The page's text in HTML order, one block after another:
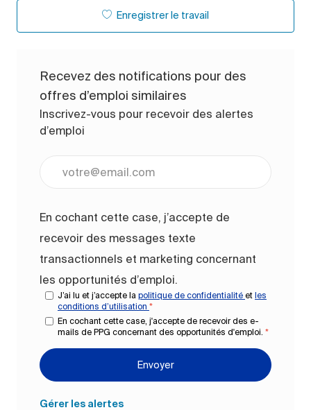
Enregistrer le travail
Recevez des notifications pour des
offres d’emploi similaires
Inscrivez-vous pour recevoir des alertes
d’emploi
En cochant cette case, j’accepte de
recevoir des messages texte
transactionnels et marketing concernant
les opportunités d’emploi.
J’ai lu et j’accepte la politique de confidentialité et les
conditions d’utilisation *
En cochant cette case, j'accepte de recevoir des e-
mails de PPG concernant des opportunités d'emploi. *
Envoyer
Gérer les alertes